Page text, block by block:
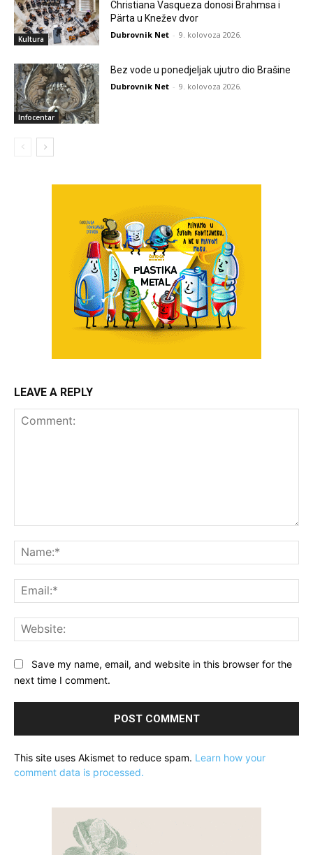
Kultura
Christiana Vasqueza donosi Brahmsa i
Pärta u Knežev dvor
Dubrovnik Net - 9. kolovoza 2026.
Infocentar
Bez vode u ponedjeljak ujutro dio Brašine
Dubrovnik Net - 9. kolovoza 2026.
LEAVE A REPLY
Save my name, email, and website in this browser for the
next time I comment.
This site uses Akismet to reduce spam. Learn how your
comment data is processed.